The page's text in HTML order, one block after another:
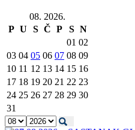
08. 2026.
P U S Č P S N
01 02
03 04 05 06 07 08 09
10 11 12 13 14 15 16
17 18 19 20 21 22 23
24 25 26 27 28 29 30
31